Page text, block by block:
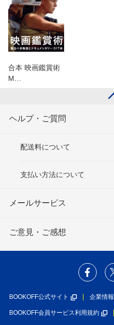
合本 映画鑑賞術
M…
ヘルプ・ご質問
配送料について
支払い方法について
メールサービス
ご意見・ご感想
BOOKOFF公式サイト 企業情報
BOOKOFF会員サービス利用規約